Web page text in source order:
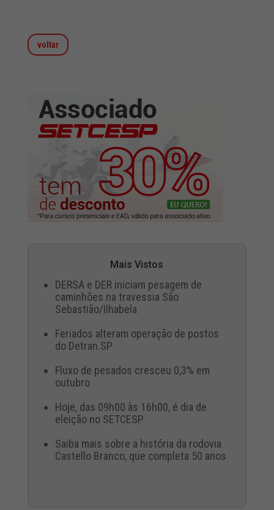
voltar
Mais Vistos
DERSA e DER iniciam pesagem de
caminhões na travessia São
Sebastião/Ilhabela
Feriados alteram operação de postos
do Detran.SP
Fluxo de pesados cresceu 0,3% em
outubro
Hoje, das 09h00 às 16h00, é dia de
eleição no SETCESP
Saiba mais sobre a história da rodovia
Castello Branco, que completa 50 anos